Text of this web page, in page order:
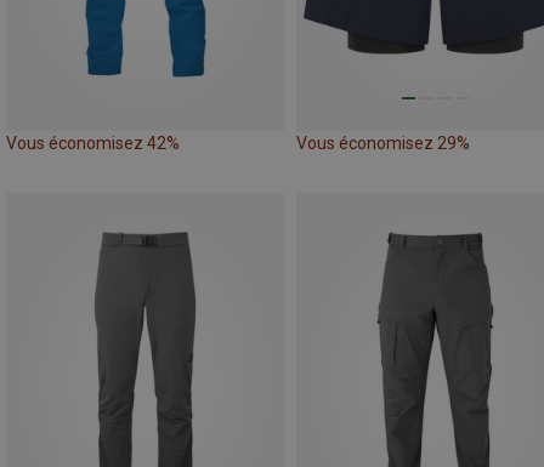
Vous économisez 42% Vous économisez 29%